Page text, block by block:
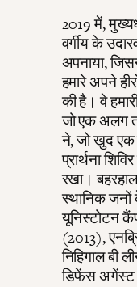
2019 में,
वर्गीय के
अपनाया,
हमारे अपने
की है। वे
जो एक अलग
ने, जो खुद एक
प्रार्थना
रखा।
स्थानिक जनों
यूनिस्टोटन
(2013),
निहिगाल बी
डिफेंस अगेंस्ट